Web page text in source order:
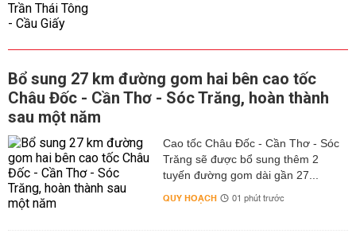
Bổ sung 27 km đường gom hai bên cao tốc
Châu Đốc - Cần Thơ - Sóc Trăng, hoàn thành
sau một năm
Cao tốc Châu Đốc - Cần Thơ - Sóc
Trăng sẽ được bổ sung thêm 2
tuyến đường gom dài gần 27...
QUY HOẠCH 01 phút trước